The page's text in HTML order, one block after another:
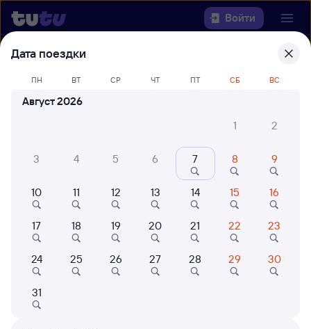
Войти
билеты Новосибирск-Главный —
Салым
Куда
Когда
Кто едет
Дата поездки
ПН ВТ СР ЧТ ПТ СБ ВС
Август 2026
1
2
3 4 5 6 7 8 9
10 11 12 13 14 15 16
17 18 19 20 21 22 23
24 25 26 27 28 29 30
31